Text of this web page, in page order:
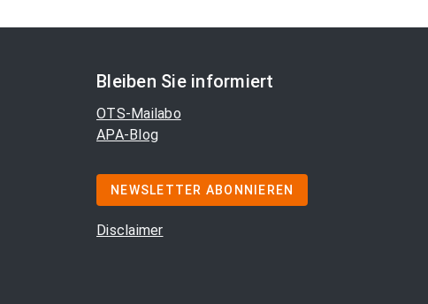
Bleiben Sie informiert
OTS-Mailabo
APA-Blog
NEWSLETTER ABONNIEREN
Disclaimer